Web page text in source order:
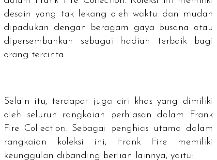
desain yang tak lekang oleh waktu dan mudah
dipadukan dengan beragam gaya busana atau
dipersembahkan sebagai hadiah terbaik bagi
orang tercinta.
Selain itu, terdapat juga ciri khas yang dimiliki
oleh seluruh rangkaian perhiasan dalam Frank
Fire Collection. Sebagai penghias utama dalam
rangkaian koleksi ini, Frank Fire memiliki
keunggulan dibanding berlian lainnya, yaitu: